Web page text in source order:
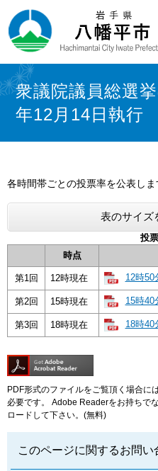
ー
ジ
先
頭
で
ニ
ュ
を
飛
ば
本
文 衆議院議員総選
年12月14日執行
各時間帯ごとの投票率を公表しま
表のサイズ
投
時点
第1回 12時現在 12時50
第2回 15時現在 15時40
第3回 18時現在 18時40
PDF形式のファイルをご覧頂く場合
必要です。
Adobe Readerをお持ちで
ロードして下さい。(無料)
このページに関するお問い